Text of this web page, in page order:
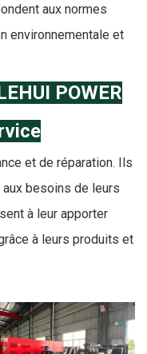
aux normes
environnementale et
POWER
et de réparation. Ils
besoins de leurs
à leur apporter
à leurs produits et